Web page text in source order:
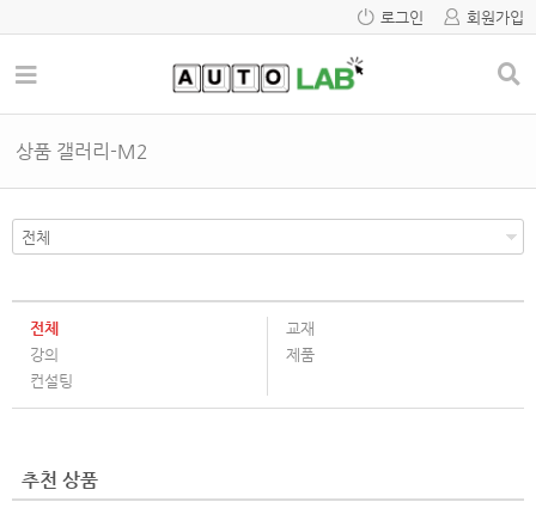
로그인 회원가입
상품 갤러리-M2
전체
교재
강의
제품
컨설팅
추천 상품